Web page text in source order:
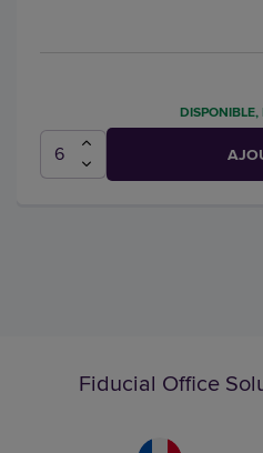
Fiducial Office